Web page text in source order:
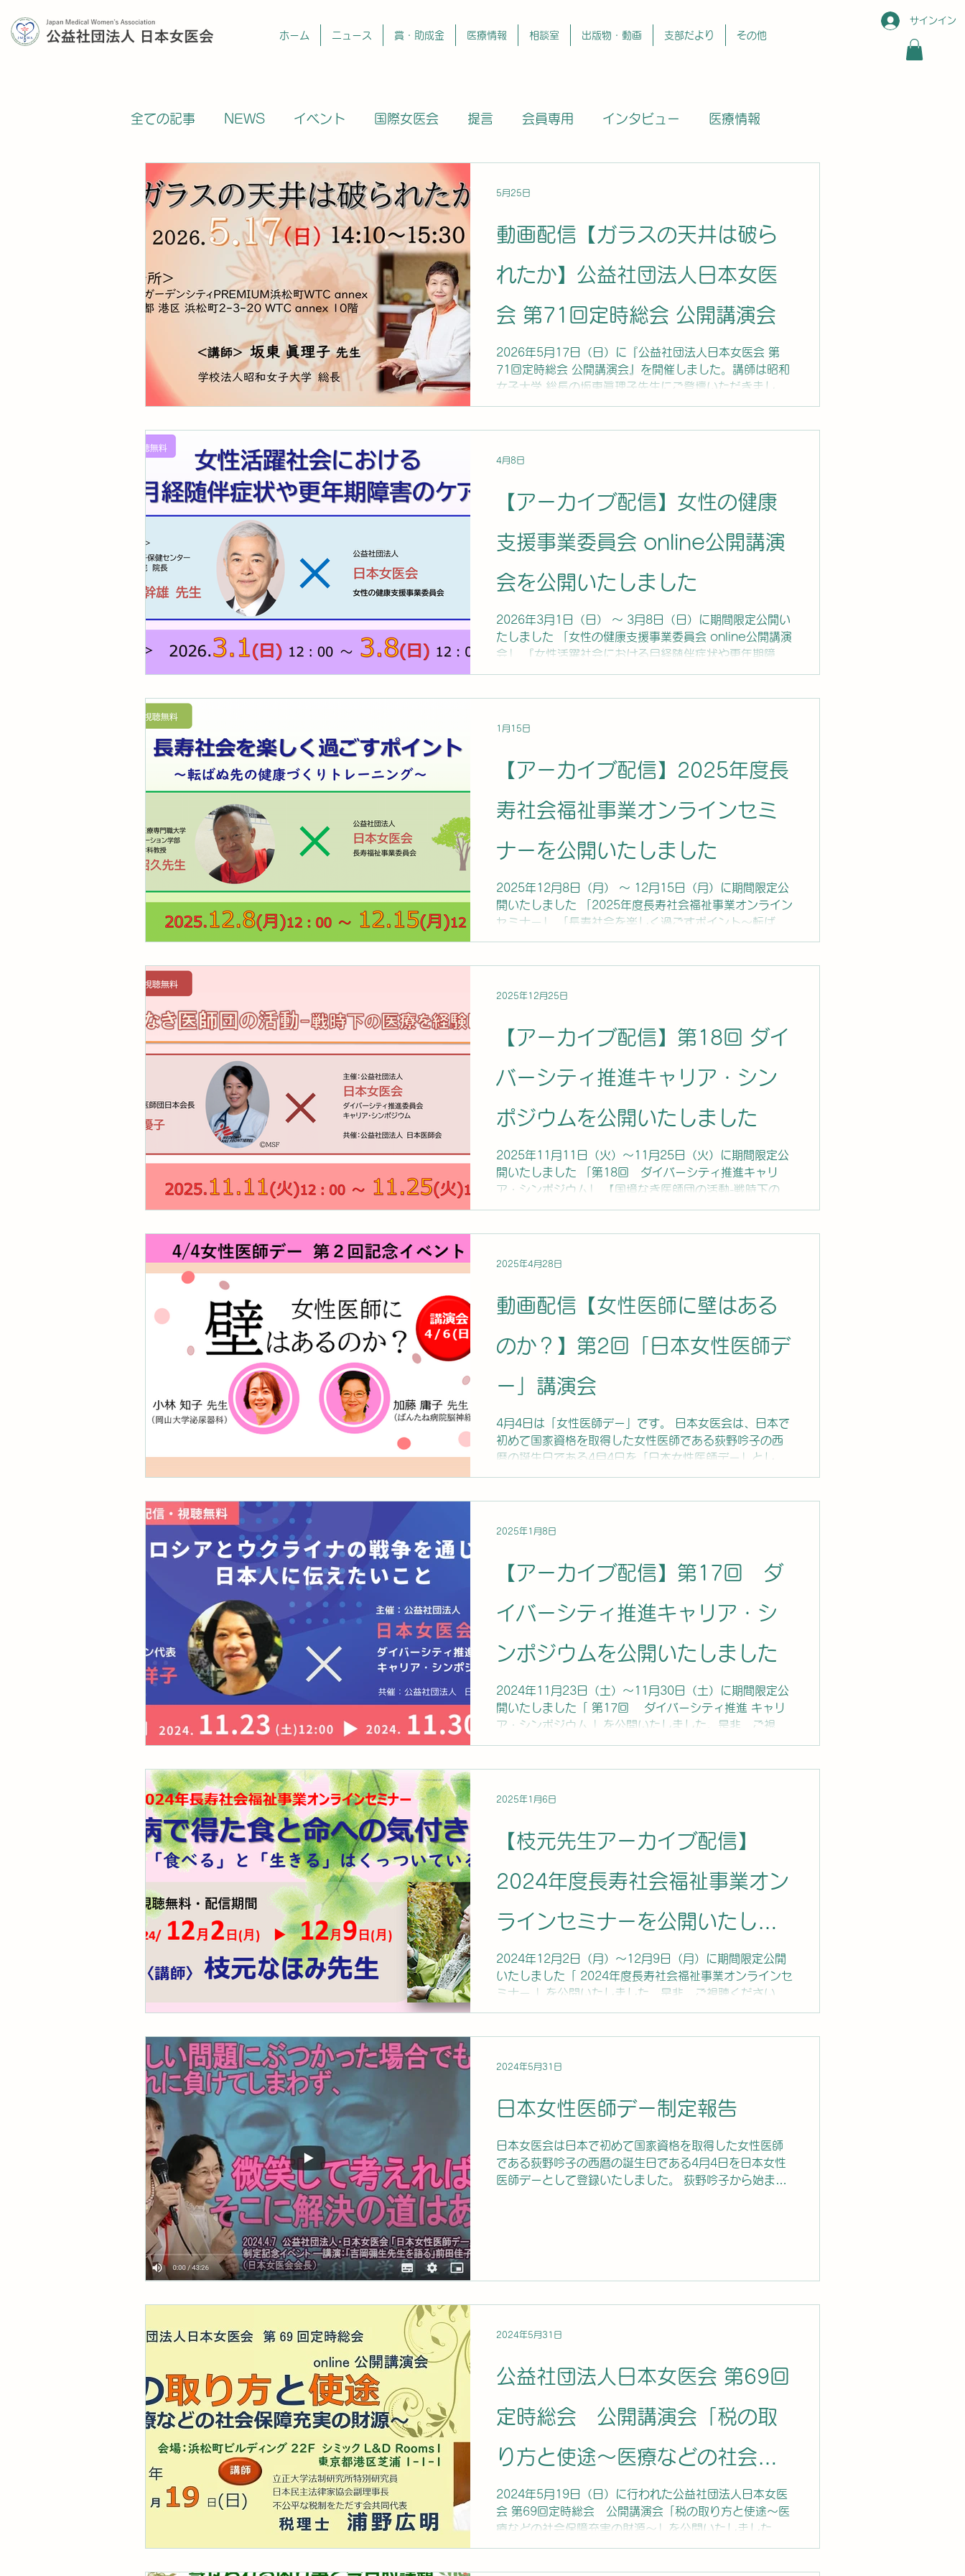
ホーム ニュース 賞・助成金 医療情報 相談室 出版物・動画 支部だより その他
サインイン
全ての記事 NEWS イベント 国際女医会 提言 会員専用 インタビュー 医療情報
提言論文受賞 他団体
動画配信【ガラスの天井は破ら
れたか】公益社団法人日本女医
会 第71回定時総会 公開講演会
2026年5月17日（日）に『公益社団法人日本女医会 第
71回定時総会 公開講演会』を開催しました。講師は昭和
女子大学 総長の坂東眞理子先生にご登壇いただきまし
た。 是非、ご視聴ください。 アーカイブ配信は、
5月25日
【アーカイブ配信】女性の健康
支援事業委員会 online公開講演
会を公開いたしました
2026年3月1日（日） ～ 3月8日（日）に期間限定公開い
たしました 「女性の健康支援事業委員会 online公開講演
会」 『女性活躍社会における月経随伴症状や更年期障害
のケア』を公開いたしました。 講師は、総合母子保健セ
2026/10/8に配信終了予定です。 ■主催：公益社団法人
3分
4月8日
【アーカイブ配信】2025年度長
寿社会福祉事業オンラインセミ
ナーを公開いたしました
2025年12月8日（月） ～ 12月15日（月）に期間限定公
開いたしました 「2025年度長寿社会福祉事業オンライン
セミナー」 「長寿社会を楽しく過ごすポイント～転ばぬ
先の健康づくりトレーニング～」を公開いたしました。
ました。是非、ご視聴ください。 アーカイブ配信は、
人 日本女医会 ■収録日：2025年11月 ■所要時間：約1
時間3分
1月15日
【アーカイブ配信】第18回 ダイ
バーシティ推進キャリア・シン
ポジウムを公開いたしました
2025年11月11日（火）～11月25日（火）に期間限定公
開いたしました 「第18回 ダイバーシティ推進キャリ
ア・シンポジウム」 【国境なき医師団の活動-戦時下の医
療を経験して-】を公開いたしました。 講師は、国境なき
2026/12/25配信終了予定です。 ■主催：公益社団法人
日：2025年10月4日(土) ■所要時間：約1時間24分
2025年12月25日
動画配信【女性医師に壁はある
のか？】第2回「日本女性医師デ
ー」講演会
4月4日は「女性医師デー」です。 日本女医会は、日本で
初めて国家資格を取得した女性医師である荻野吟子の西
暦の誕生日である4月4日を「日本女性医師デー」として
登録しました。今年で2回目の「女性医師デー」を迎えま
2025年4月28日
【アーカイブ配信】第17回 ダ
イバーシティ推進キャリア・シ
ンポジウムを公開いたしました
2024年11月23日（土）～11月30日（土）に期間限定公
開いたしました「 第17回 ダイバーシティ推進 キャリ
ア・シンポジウム 」を公開いたしました。是非、ご視聴
ください。 スライド資料のダウンロードはこちらから ...
2025年1月8日
【枝元先生アーカイブ配信】
2024年度長寿社会福祉事業オン
ラインセミナーを公開いたしま
した。
2024年12月2日（月）～12月9日（月）に期間限定公開
いたしました「 2024年度長寿社会福祉事業オンラインセ
ミナー 」を公開いたしました。是非、ご視聴ください。
※ 2024年12月2日（月）～12月9日（月）に期間限定公
2025年1月6日
日本女性医師デー制定報告
日本女医会は日本で初めて国家資格を取得した女性医師
である荻野吟子の西暦の誕生日である4月4日を日本女性
医師デーとして登録いたしました。 荻野吟子から始まっ
2024年5月31日
公益社団法人日本女医会 第69回
定時総会 公開講演会「税の取
り方と使途～医療などの社会保
障充実の財源～」を公開いたし
ました
2024年5月19日（日）に行われた公益社団法人日本女医
会 第69回定時総会 公開講演会「税の取り方と使途～医
療などの社会保障充実の財源～」を公開いたしました。
是非、ご視聴ください。 スライド資料のダウンロードは
2024年5月31日